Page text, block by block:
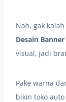
Nah, gak
Desain
visual, jadi
Pake warna
bikin toko